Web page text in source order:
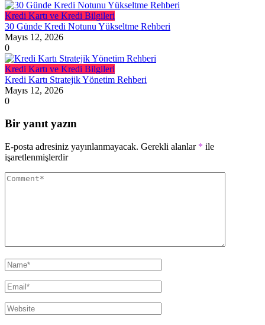
Kredi Kartı ve Kredi Bilgileri
30 Günde Kredi Notunu Yükseltme Rehberi
Mayıs 12, 2026
0
Kredi Kartı ve Kredi Bilgileri
Kredi Kartı Stratejik Yönetim Rehberi
Mayıs 12, 2026
0
Bir yanıt yazın
E-posta adresiniz yayınlanmayacak. Gerekli alanlar * ile
işaretlenmişlerdir